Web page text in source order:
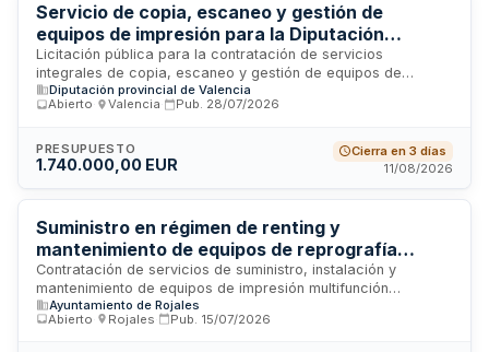
Servicio de copia, escaneo y gestión de
equipos de impresión para la Diputación
Provincial de Valencia
Licitación pública para la contratación de servicios
integrales de copia, escaneo y gestión de equipos de
impresión en las instalaciones de la Diputación Provincial de
Valencia. El contrato incluye la provisión, mantenimiento,
de impresión, así como servicios de reprografía. El servicio
está destinado a satisfacer las necesidades de
multifunción de la administración provincial.
Diputación provincial de Valencia
Abierto
Valencia Pub. 28/07/2026
PRESUPUESTO
1.740.000,00 EUR
Cierra en 3 días
11/08/2026
Suministro en régimen de renting y
mantenimiento de equipos de reprografía
multifunción para el Ayuntamiento de Rojales
Contratación de servicios de suministro, instalación y
mantenimiento de equipos de impresión multifunción
mediante arrendamiento sin opción a compra para las
diversas dependencias del Ayuntamiento de Rojales. El
Ayuntamiento de Rojales
Abierto
Rojales Pub. 15/07/2026